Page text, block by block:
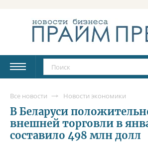
Все новости Новости экономики
В Беларуси
внешней торговли в
составило 498 млн долл